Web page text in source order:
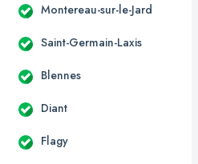
Montereau-sur-le-Jard
Saint-Germain-Laxis
Blennes
Diant
Flagy